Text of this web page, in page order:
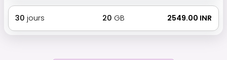
30 jours 20 GB ₹ 2549.00 INR